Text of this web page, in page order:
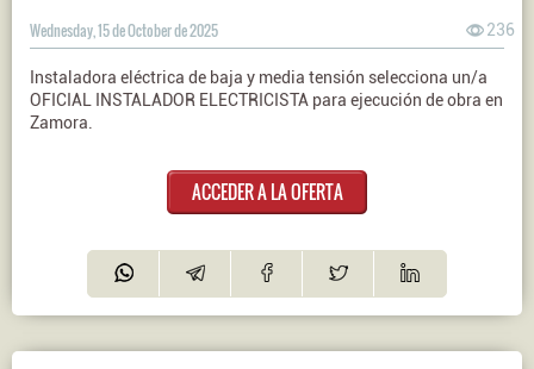
Wednesday, 15 de October de 2025 236
Instaladora eléctrica de baja y media tensión selecciona un/a
OFICIAL INSTALADOR ELECTRICISTA para ejecución de obra en
Zamora.
ACCEDER A LA OFERTA